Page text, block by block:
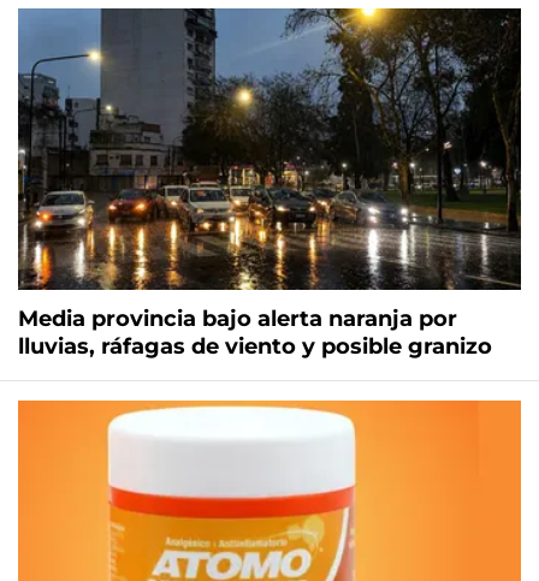
Media provincia bajo alerta naranja por
lluvias, ráfagas de viento y posible granizo